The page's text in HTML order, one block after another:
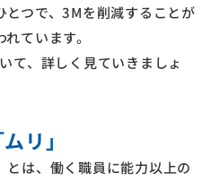
とつで、3Mを削減することが
ています。
て、詳しく見ていきましょ
リ」
は、働く職員に能力以上の